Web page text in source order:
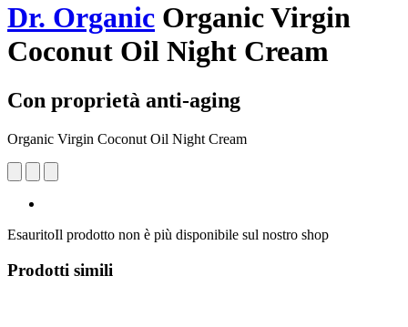
Dr. Organic Organic Virgin
Coconut Oil Night Cream
Con proprietà anti-aging
Organic Virgin Coconut Oil Night Cream
EsauritoIl prodotto non è più disponibile sul nostro shop
Prodotti simili